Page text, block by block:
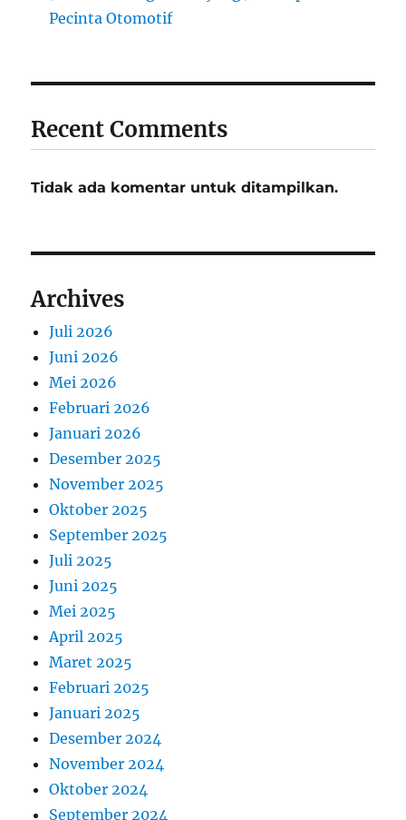
Pecinta Otomotif
Recent Comments
Tidak ada komentar untuk ditampilkan.
Archives
Juli 2026
Juni 2026
Mei 2026
Februari 2026
Januari 2026
Desember 2025
November 2025
Oktober 2025
September 2025
Juli 2025
Juni 2025
Mei 2025
April 2025
Maret 2025
Februari 2025
Januari 2025
Desember 2024
November 2024
Oktober 2024
September 2024